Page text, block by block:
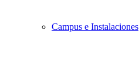
Campus e Instalaciones